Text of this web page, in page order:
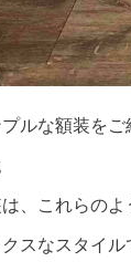
ルな額装をご
、これらの
スなスタイル